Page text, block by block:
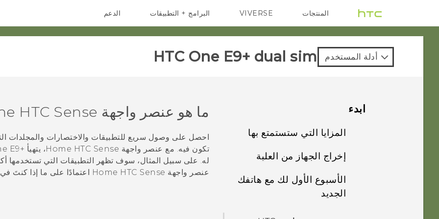
المنتجات
VIVE
G REIGNS أجهزة الهواتف الذكية VIVERSE البرامج + التطبيقات الدعم
HTC One E9+ dual sim‎ أدلة المستخدم
ابدء
المزايا التي ستستمتع بها
إضفاء الطابع
الشخصي
إخراج الجهاز من العلبة
‍+HTC One E9
الأسبوع الأول لك مع هاتفك
الجديد
ما هو عنصر واجهة Home HTC Sense
احصل على وصول سريع للتطبيقات والاختصارات والمجلدات
تكون فيه. مع عنصر واجهة Home HTC Sense ، يتهيأ ‍+HTC One E9
له. على سبيل المثال، سوف تظهر التطبيقات التي تستخدمها
عنصر واجهة Home HTC Sense اعتمادًا على ما إذا كنتَ